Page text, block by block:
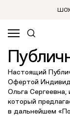
Настоящий
Офертой
Ольга
который
в дальнейшем